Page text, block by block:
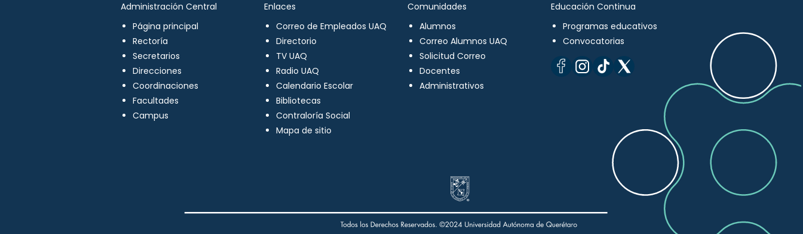
Administración Central
Página principal
Rectoría
Secretarios
Direcciones
Coordinaciones
Facultades
Campus
Enlaces
Correo de Empleados UAQ
Directorio
TV UAQ
Radio UAQ
Calendario Escolar
Bibliotecas
Contraloría Social
Mapa de sitio
Comunidades
Alumnos
Correo Alumnos UAQ
Solicitud Correo
Docentes
Administrativos
Educación Continua
Programas educativos
Convocatorias